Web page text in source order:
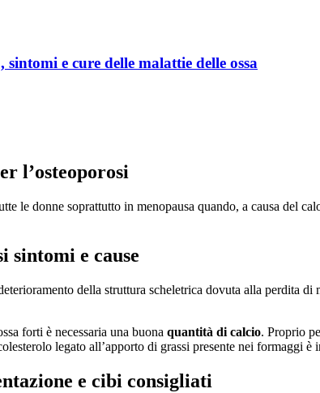
e cure delle malattie delle ossa
l’osteoporosi
le donne soprattutto in menopausa quando, a causa del
sintomi e cause
della struttura scheletrica dovuta alla perdita
forti è necessaria una buona quantità di calcio. Proprio
legato all’apporto di grassi presente nei formaggi è
e cibi consigliati